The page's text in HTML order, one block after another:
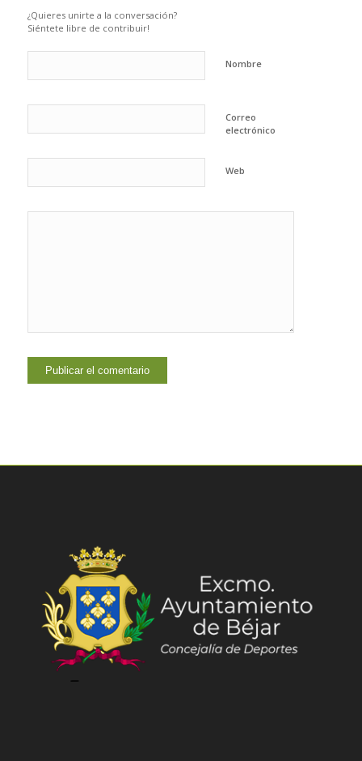
¿Quieres unirte a la conversación?
Siéntete libre de contribuir!
Nombre
Correo
electrónico
Web